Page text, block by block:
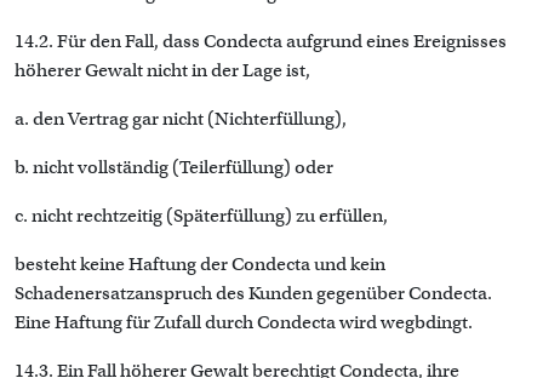
14.2. Für den Fall, dass Condecta aufgrund eines Ereignisses
höherer Gewalt nicht in der Lage ist,
a. den Vertrag gar nicht (Nichterfüllung),
b. nicht vollständig (Teilerfüllung) oder
c. nicht rechtzeitig (Späterfüllung) zu erfüllen,
besteht keine Haftung der Condecta und kein
Schadenersatzanspruch des Kunden gegenüber Condecta.
Eine Haftung für Zufall durch Condecta wird wegbdingt.
14.3. Ein Fall höherer Gewalt berechtigt Condecta, ihre